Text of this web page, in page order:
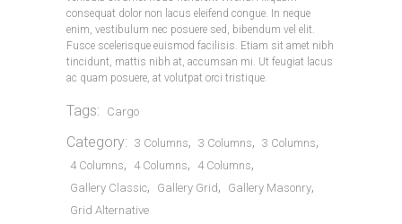
consequat dolor non lacus eleifend congue. In neque
enim, vestibulum nec posuere sed, bibendum vel elit.
Fusce scelerisque euismod facilisis. Etiam sit amet nibh
tincidunt, mattis nibh at, accumsan mi. Ut feugiat lacus
ac quam posuere, at volutpat orci tristique.
Tags: Cargo
Category: 3 Columns, 3 Columns, 3 Columns,
4 Columns, 4 Columns, 4 Columns,
Gallery Classic, Gallery Grid, Gallery Masonry,
Grid Alternative
SHIP SPARES TRANSIT
12 November 2017